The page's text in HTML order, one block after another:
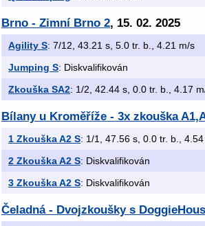
Brno - Zimní Brno 2, 15. 02. 2025
Agility S: 7/12, 43.21 s, 5.0 tr. b., 4.21 m/s
Jumping S: Diskvalifikován
Zkouška SA2: 1/2, 42.44 s, 0.0 tr. b., 4.17
Bílany u Kroměříže - 3x zkouška
1 Zkouška A2 S: 1/1, 47.56 s, 0.0 tr. b.,
2 Zkouška A2 S: Diskvalifikován
3 Zkouška A2 S: Diskvalifikován
Čeladná - Dvojzkoušky s